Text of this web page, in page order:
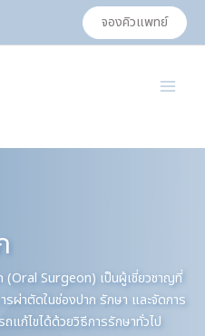
จองคิวแพทย์
Surgeon) เป็นผู้เชี่ยวชาญที่
ผ่าตัดในช่องปาก รักษา และจัดการ
แก้ไขได้ด้วยวิธีการรักษาทั่วไป